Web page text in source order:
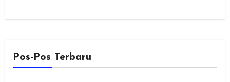
Pos-Pos Terbaru